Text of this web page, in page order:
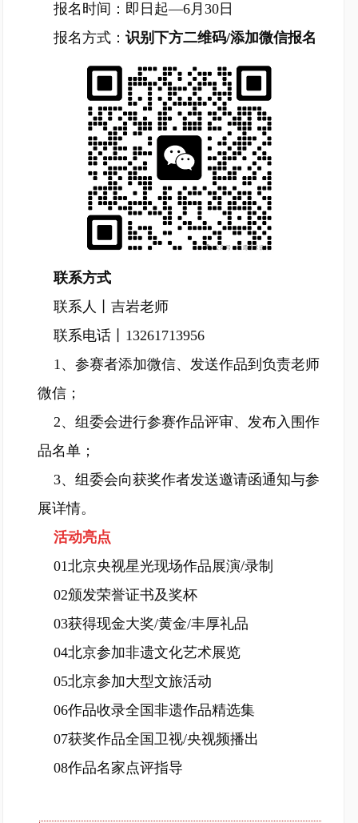
报名时间：即日起—6月30日
报名方式： 识别下方二维码/添加微信报名
联系方式
联系人丨吉岩老师
联系电话丨13261713956
1、参赛者添加微信、发送作品到负责老师
微信；
2、组委会进行参赛作品评审、发布入围作
品名单；
3、组委会向获奖作者发送邀请函通知与参
展详情。
活动亮点
01北京央视星光现场作品展演/录制
02颁发荣誉证书及奖杯
03获得现金大奖/黄金/丰厚礼品
04北京参加非遗文化艺术展览
05北京参加大型文旅活动
06作品收录全国非遗作品精选集
07获奖作品全国卫视/央视频播出
08作品名家点评指导